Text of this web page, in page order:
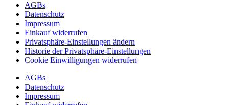
AGBs
Datenschutz
Impressum
Einkauf widerrufen
Privatsphäre-Einstellungen ändern
Historie der Privatsphäre-Einstellungen
Cookie Einwilligungen widerrufen
AGBs
Datenschutz
Impressum